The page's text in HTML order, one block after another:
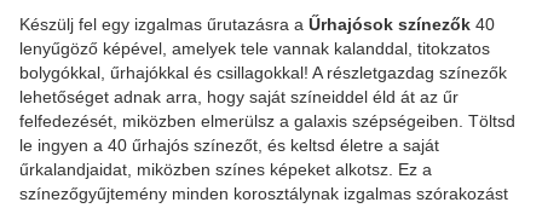
Készülj fel egy izgalmas űrutazásra a Űrhajósok színezők 40
lenyűgöző képével, amelyek tele vannak kalanddal, titokzatos
bolygókkal, űrhajókkal és csillagokkal! A részletgazdag színezők
lehetőséget adnak arra, hogy saját színeiddel éld át az űr
felfedezését, miközben elmerülsz a galaxis szépségeiben. Töltsd
le ingyen a 40 űrhajós színezőt, és keltsd életre a saját
űrkalandjaidat, miközben színes képeket alkotsz. Ez a
színezőgyűjtemény minden korosztálynak izgalmas szórakozást